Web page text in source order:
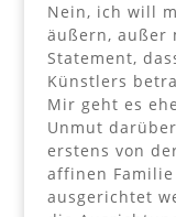
Nein, ich will
äußern, außer
Statement,
Künstlers
Mir geht es
Unmut
erstens von
affinen
ausgerichtet